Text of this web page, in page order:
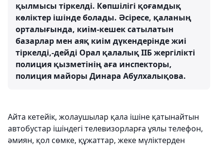
қылмысы тіркелді. Көпшілігі қоғамдық
көліктер ішінде болады. Әсіресе, қаланың
орталығында, киім-кешек сатылатын
базарлар мен аяқ киім дүкендерінде жиі
тіркелді,-дейді Орал қалалық ІІБ жергілікті
полиция қызметінің аға инспекторы,
полиция майоры Динара Абулхалықова.
Айта кетейік, жолаушылар қала ішіне қатынайтын
автобустар ішіндегі телевизорларға ұялы телефон,
әмиян, қол сөмке, құжаттар, жеке мүліктерден